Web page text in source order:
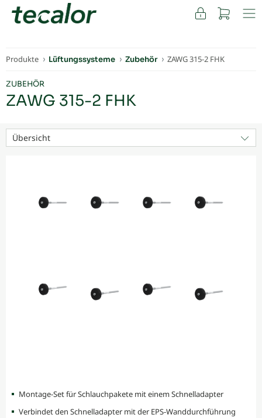
FACHKUNDEN
Produkte Lüftungssysteme Zubehör ZAWG 315-2 FHK
ZUBEHÖR
ZAWG 315-2 FHK
Übersicht
Montage-Set für Schlauchpakete mit einem Schnelladapter
Verbindet den Schnelladapter mit der EPS-Wanddurchführung